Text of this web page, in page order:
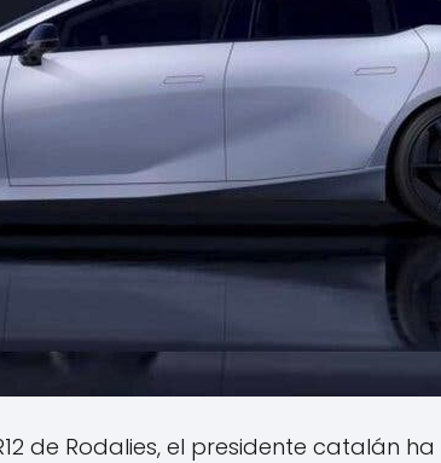
de Rodalies, el presidente catalán